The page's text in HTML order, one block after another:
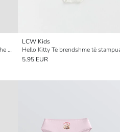
Të brendshme me motive, paketim treshe për vajza
LCW Kids
5.95 EUR